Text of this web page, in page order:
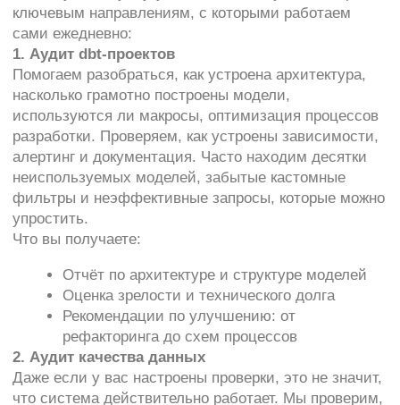
ЗАКЛЮЧЕНИЕ
Наша цель — не просто найти ошибки, а сделать
так, чтобы вы сами могли с ними справляться.
Аудит — это способ выйти из замкнутого круга
в сторону зрелой, устойчивой аналитической
инфраструктуры.
Если хотите разобраться, насколько надёжно
устроены ваши процессы — напишите нам.